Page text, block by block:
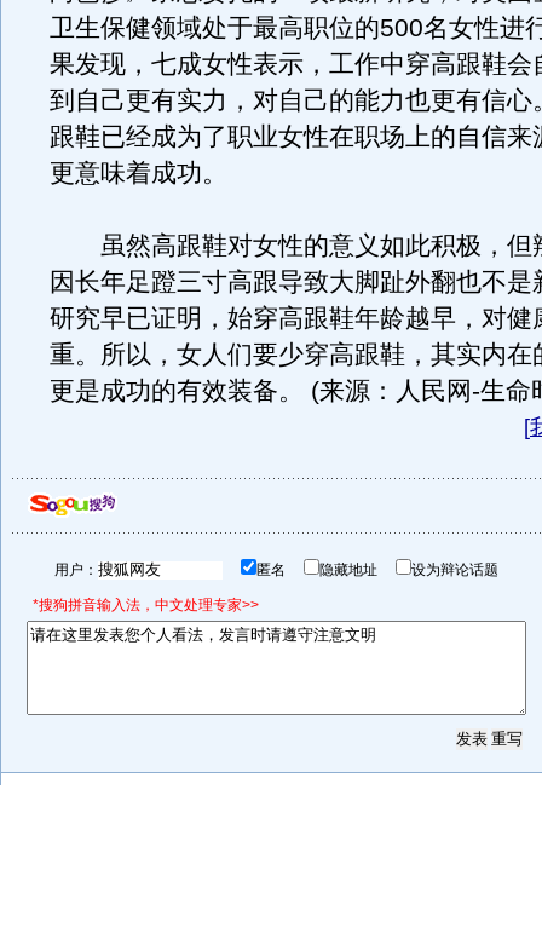
卫生保健领域处于最高职位的500名女性进
果发现，七成女性表示，工作中穿高跟鞋会
到自己更有实力，对自己的能力也更有信心
跟鞋已经成为了职业女性在职场上的自信来
更意味着成功。
虽然高跟鞋对女性的意义如此积极，但
因长年足蹬三寸高跟导致大脚趾外翻也不是
研究早已证明，始穿高跟鞋年龄越早，对健
重。所以，女人们要少穿高跟鞋，其实内在
更是成功的有效装备。 (来源：人民网-生命
[
用户： 匿名 隐藏地址 设为辩论话题
*搜狗拼音输入法，中文处理专家>>